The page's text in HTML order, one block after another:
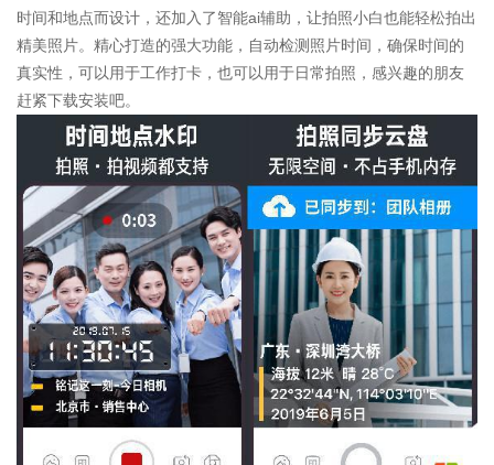
时间和地点而设计，还加入了智能ai辅助，让拍照小白也能轻松拍出
精美照片。精心打造的强大功能，自动检测照片时间，确保时间的
真实性，可以用于工作打卡，也可以用于日常拍照，感兴趣的朋友
赶紧下载安装吧。